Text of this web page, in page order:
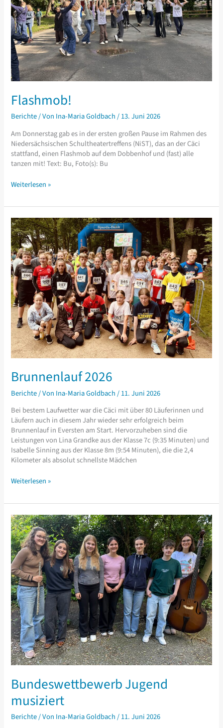
Flashmob!
Berichte/ Von Ina-Maria Goldbach/13. Juni 2026
Am Donnerstag gab es in der ersten großen Pause im Rahmen des
Niedersächsischen Schultheatertreffens (NiST), das an der Cäci
stattfand, einen Flashmob auf dem Dobbenhof und (fast) alle
tanzen mit! Text: Bu, Foto(s): Bu
Flashmob!
Weiterlesen »
Brunnenlauf 2026
Berichte/ Von Ina-Maria Goldbach/11. Juni 2026
Bei bestem Laufwetter war die Cäci mit über 80 Läuferinnen und
Läufern auch in diesem Jahr wieder sehr erfolgreich beim
Brunnenlauf in Eversten am Start. Hervorzuheben sind die
Leistungen von Lina Grandke aus der Klasse 7c (9:35 Minuten) und
Isabelle Sinning aus der Klasse 8m (9:54 Minuten), die die 2,4
Kilometer als absolut schnellste Mädchen
Brunnenlauf
Weiterlesen »
Bundeswettbewerb Jugend
musiziert
Berichte/ Von Ina-Maria Goldbach/11. Juni 2026